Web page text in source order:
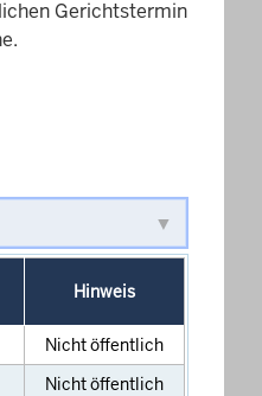
Gerichtstermin
Hinweis
Nicht öffentlich
Nicht öffentlich